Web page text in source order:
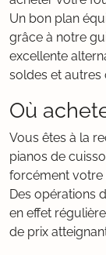
Un bon plan
grâce à notre
excellente
soldes et autres
Où
Vous êtes à la
pianos de
forcément votre
Des opérations
en effet
de prix